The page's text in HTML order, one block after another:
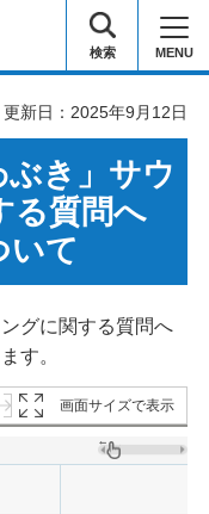
検索 MENU
更新日：2025年9月12日
き」サウ
る質問へ
いて
グに関する質問へ
す。
画面サイズで表示